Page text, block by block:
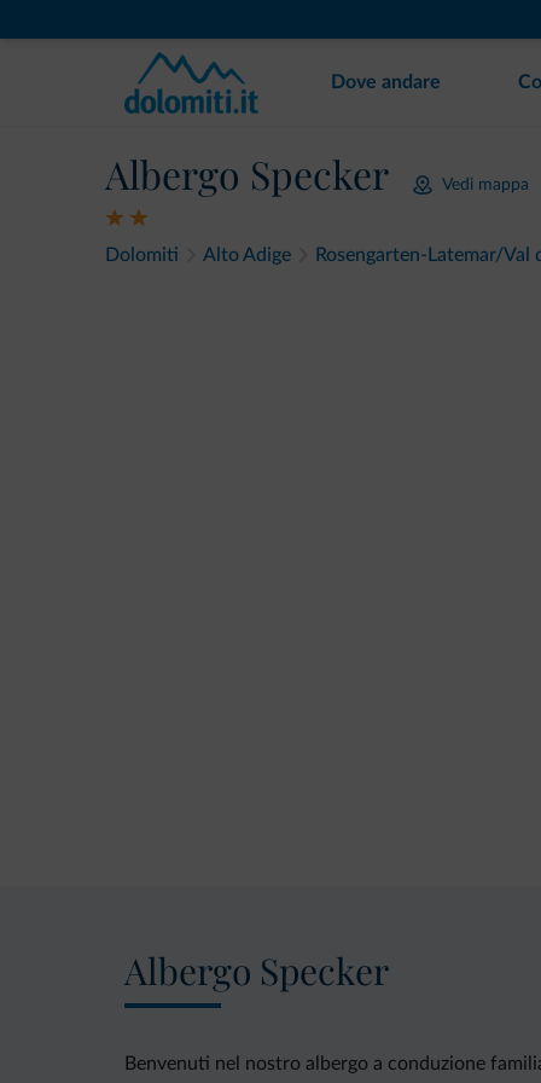
Dove andare
Albergo Specker Vedi mappa
Dolomiti Alto Adige Rosengarten-Latemar/Val
Albergo Specker
Benvenuti nel nostro albergo a conduzione